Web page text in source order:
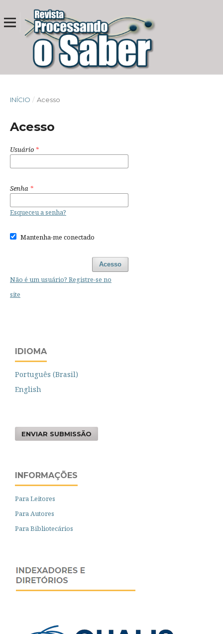
INÍCIO / Acesso
Acesso
Usuário *
Senha *
Esqueceu a senha?
Mantenha-me conectado
Acesso
Não é um usuário? Registre-se no
site
IDIOMA
Português (Brasil)
English
ENVIAR SUBMISSÃO
INFORMAÇÕES
Para Leitores
Para Autores
Para Bibliotecários